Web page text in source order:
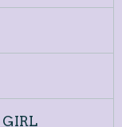
GIRL